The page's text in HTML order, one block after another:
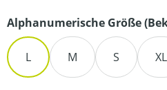
Alphanumerische Größe
L M S XL